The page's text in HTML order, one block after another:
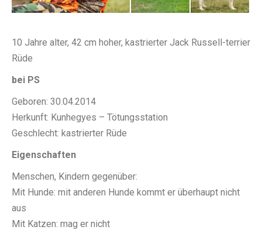
10 Jahre alter, 42 cm hoher, kastrierter Jack Russell-terrier
Rüde
bei PS
Geboren: 30.04.2014
Herkunft: Kunhegyes – Tötungsstation
Geschlecht: kastrierter Rüde
Eigenschaften
Menschen, Kindern gegenüber:
Mit Hunde: mit anderen Hunde kommt er überhaupt nicht
aus
Mit Katzen: mag er nicht